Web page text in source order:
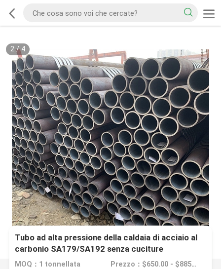
2/4
Tubo ad alta pressione della caldaia di acciaio al
carbonio SA179/SA192 senza cuciture
MOQ：1 tonnellata Prezzo：$650.00 - $885.00/Tons